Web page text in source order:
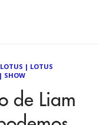
LOTUS | LOTUS
| SHOW
de Liam